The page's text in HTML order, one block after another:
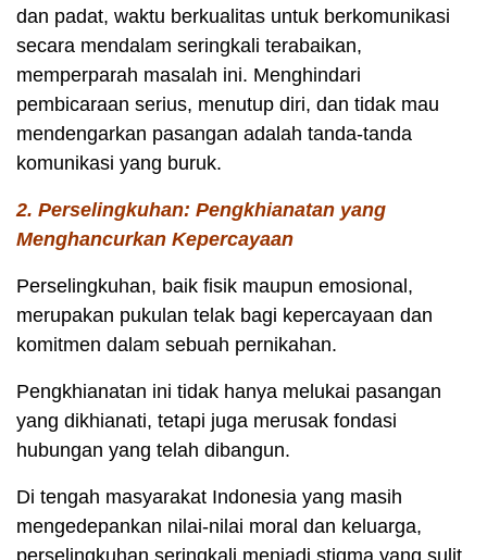
dan padat, waktu berkualitas untuk berkomunikasi
secara mendalam seringkali terabaikan,
memperparah masalah ini. Menghindari
pembicaraan serius, menutup diri, dan tidak mau
mendengarkan pasangan adalah tanda-tanda
komunikasi yang buruk.
2. Perselingkuhan: Pengkhianatan yang
Menghancurkan Kepercayaan
Perselingkuhan, baik fisik maupun emosional,
merupakan pukulan telak bagi kepercayaan dan
komitmen dalam sebuah pernikahan.
Pengkhianatan ini tidak hanya melukai pasangan
yang dikhianati, tetapi juga merusak fondasi
hubungan yang telah dibangun.
Di tengah masyarakat Indonesia yang masih
mengedepankan nilai-nilai moral dan keluarga,